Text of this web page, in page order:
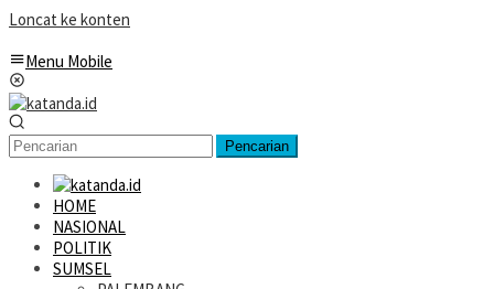
Loncat ke konten
Menu Mobile
Pencarian
HOME
NASIONAL
POLITIK
SUMSEL